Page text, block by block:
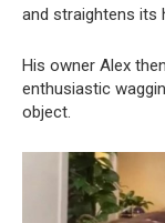
and straightens its
His owner Alex
enthusiastic
object.